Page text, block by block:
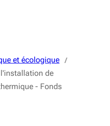
et écologique
de
- Fonds